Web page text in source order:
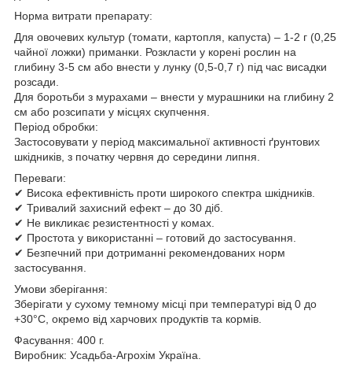
Норма витрати препарату:
Для овочевих культур (томати, картопля, капуста) – 1-2 г (0,25
чайної ложки) приманки. Розкласти у корені рослин на
глибину 3-5 см або внести у лунку (0,5-0,7 г) під час висадки
розсади.
Для боротьби з мурахами – внести у мурашники на глибину 2
см або розсипати у місцях скупчення.
Період обробки:
Застосовувати у період максимальної активності ґрунтових
шкідників, з початку червня до середини липня.
Переваги:
✔ Висока ефективність проти широкого спектра шкідників.
✔ Тривалий захисний ефект – до 30 діб.
✔ Не викликає резистентності у комах.
✔ Простота у використанні – готовий до застосування.
✔ Безпечний при дотриманні рекомендованих норм
застосування.
Умови зберігання:
Зберігати у сухому темному місці при температурі від 0 до
+30°C, окремо від харчових продуктів та кормів.
Фасування: 400 г.
Виробник: Усадьба-Агрохім Україна.